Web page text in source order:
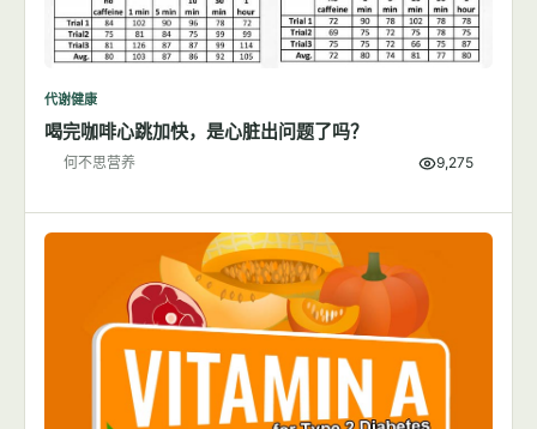
代谢健康
喝完咖啡心跳加快，是心脏出问题了吗？
何不思营养 9,275